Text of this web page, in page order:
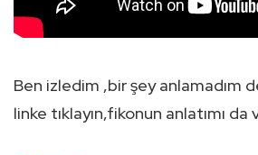
Ben izledim ,bir şey anlamadım
linke tıklayın,fikonun anlatımı da